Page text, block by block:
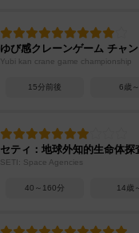
ゆび感クレーンゲーム チャ
Yubi kan crane game championship
15分前後 6歳～
セティ：地球外知的生命体探
SETI: Space Agencies
40～160分 14歳～